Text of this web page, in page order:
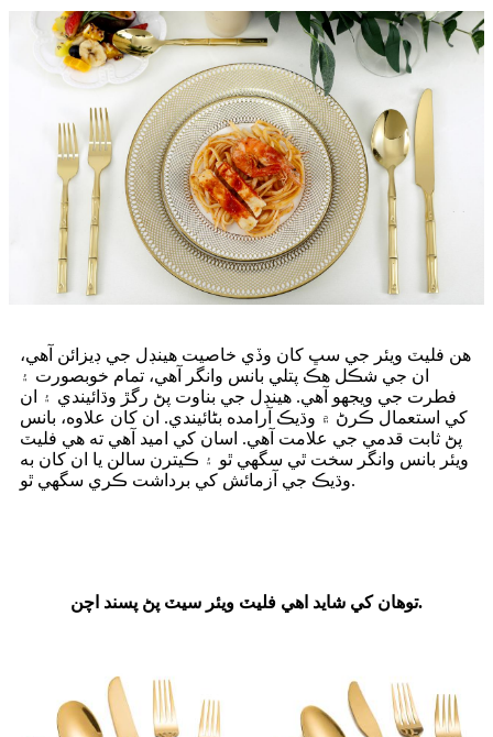
هن فليٽ ويئر جي سڀ کان وڏي خاصيت هينڊل جي ڊيزائن آهي،
ان جي شڪل هڪ پتلي بانس وانگر آهي، تمام خوبصورت ۽
فطرت جي ويجهو آهي. هينڊل جي بناوت پڻ رگڙ وڌائيندي ۽ ان
کي استعمال ڪرڻ ۾ وڌيڪ آرامده بڻائيندي. ان کان علاوه، بانس
پڻ ثابت قدمي جي علامت آهي. اسان کي اميد آهي ته هي فليٽ
ويئر بانس وانگر سخت ٿي سگهي ٿو ۽ ڪيترن سالن يا ان کان به
وڌيڪ جي آزمائش کي برداشت ڪري سگهي ٿو.
توهان کي شايد اهي فليٽ ويئر سيٽ پڻ پسند اچن.